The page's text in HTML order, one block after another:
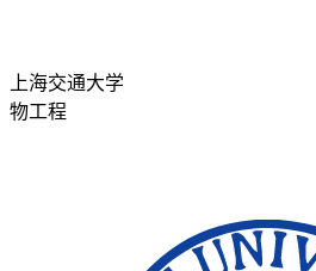
上海交通大学
物工程